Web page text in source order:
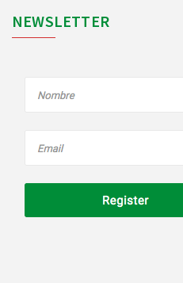
NEWSLETTER